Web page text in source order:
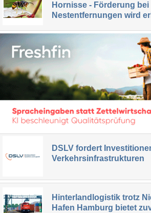
Hornisse - Förderung bei
Nestentfernungen wird
DSLV fordert
Verkehrsinfrastrukturen
Hinterlandlogistik trotz
Hafen Hamburg bietet